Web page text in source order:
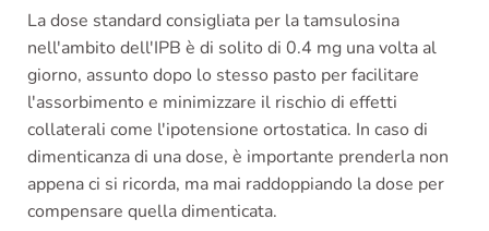
La dose standard consigliata per la tamsulosina
nell'ambito dell'IPB è di solito di 0.4 mg una volta al
giorno, assunto dopo lo stesso pasto per facilitare
l'assorbimento e minimizzare il rischio di effetti
collaterali come l'ipotensione ortostatica. In caso di
dimenticanza di una dose, è importante prenderla non
appena ci si ricorda, ma mai raddoppiando la dose per
compensare quella dimenticata.